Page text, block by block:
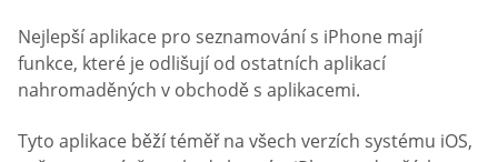
Nejlepší aplikace pro seznamování s iPhone mají
funkce, které je odlišují od ostatních aplikací
nahromaděných v obchodě s aplikacemi.
Tyto aplikace běží téměř na všech verzích systému iOS,